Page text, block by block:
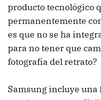
producto tecnológico
permanentemente
es que no se ha
para no tener que
fotografía del retrato?
Samsung incluye una